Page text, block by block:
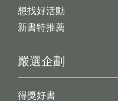
想找好活動
新書特推薦
嚴選企劃
得獎好書